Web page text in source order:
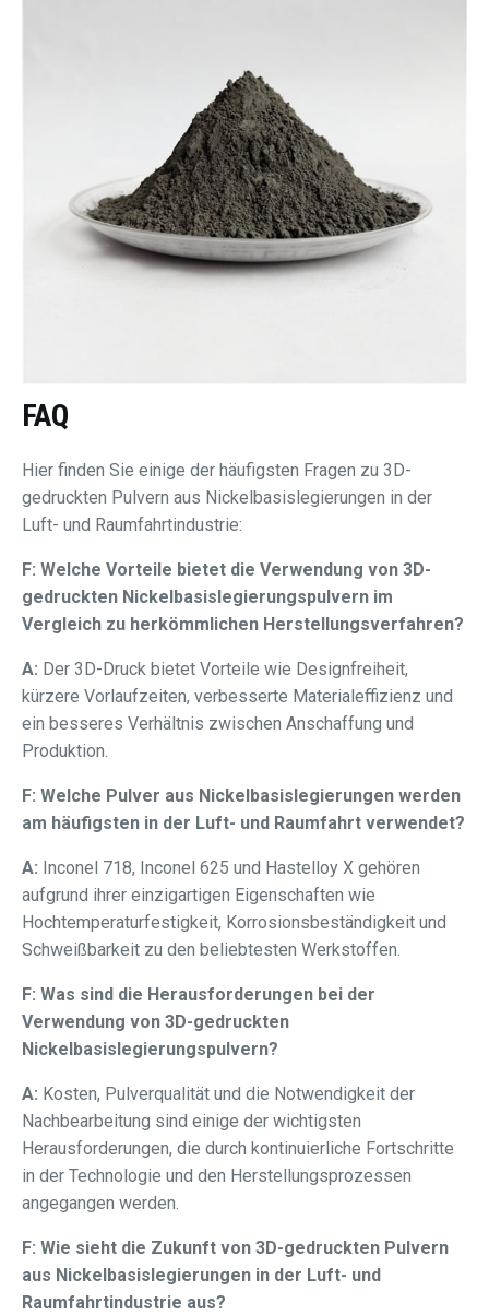
FAQ
Hier finden Sie einige der häufigsten Fragen zu 3D-
gedruckten Pulvern aus Nickelbasislegierungen in der
Luft- und Raumfahrtindustrie:
F: Welche Vorteile bietet die Verwendung von 3D-
gedruckten Nickelbasislegierungspulvern im
Vergleich zu herkömmlichen Herstellungsverfahren?
A: Der 3D-Druck bietet Vorteile wie Designfreiheit,
kürzere Vorlaufzeiten, verbesserte Materialeffizienz und
ein besseres Verhältnis zwischen Anschaffung und
Produktion.
F: Welche Pulver aus Nickelbasislegierungen werden
am häufigsten in der Luft- und Raumfahrt verwendet?
A: Inconel 718, Inconel 625 und Hastelloy X gehören
aufgrund ihrer einzigartigen Eigenschaften wie
Hochtemperaturfestigkeit, Korrosionsbeständigkeit und
Schweißbarkeit zu den beliebtesten Werkstoffen.
F: Was sind die Herausforderungen bei der
Verwendung von 3D-gedruckten
Nickelbasislegierungspulvern?
A: Kosten, Pulverqualität und die Notwendigkeit der
Nachbearbeitung sind einige der wichtigsten
Herausforderungen, die durch kontinuierliche Fortschritte
in der Technologie und den Herstellungsprozessen
angegangen werden.
F: Wie sieht die Zukunft von 3D-gedruckten Pulvern
aus Nickelbasislegierungen in der Luft- und
Raumfahrtindustrie aus?